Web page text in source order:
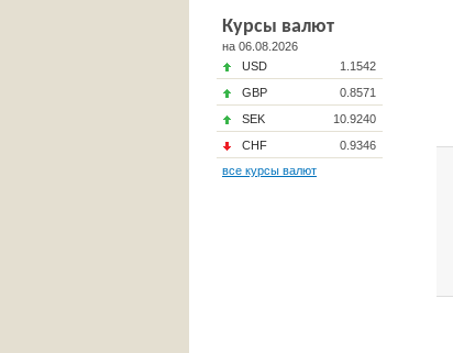
Курсы валют
на 06.08.2026
USD
1.1542
GBP
0.8571
SEK
10.9240
CHF
0.9346
все курсы валют